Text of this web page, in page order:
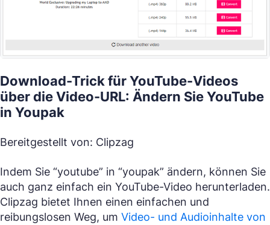
Download-Trick für YouTube-Videos
über die Video-URL: Ändern Sie YouTube
in Youpak
Bereitgestellt von: Clipzag
Indem Sie “youtube” in “youpak” ändern, können Sie
auch ganz einfach ein YouTube-Video herunterladen.
Clipzag bietet Ihnen einen einfachen und
reibungslosen Weg, um Video- und Audioinhalte von